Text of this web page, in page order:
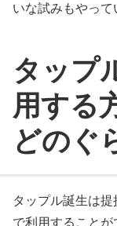
いな試みもやって
タップ
用する
どのぐ
タップル誕生は
で利用することが